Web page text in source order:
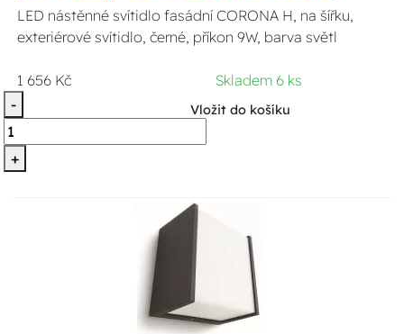
LED nástěnné svítidlo fasádní CORONA H, na šířku,
exteriérové svítidlo, černé, příkon 9W, barva světl
1 656 Kč
Skladem 6 ks
-
+
Vložit do košíku